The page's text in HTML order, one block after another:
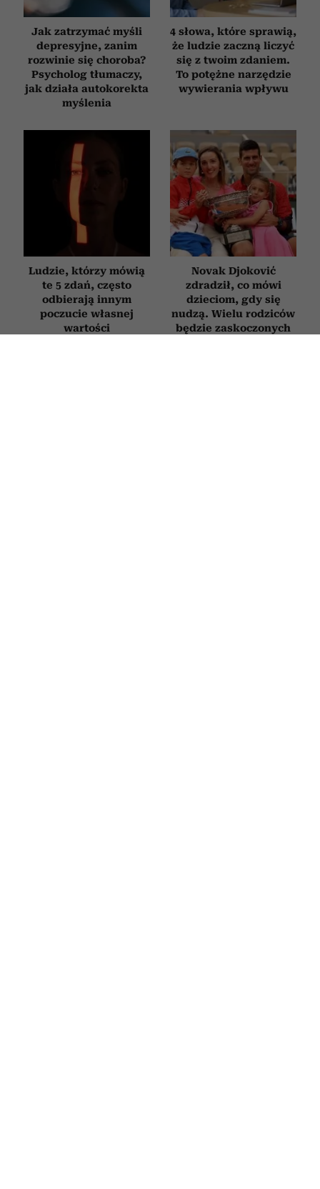
Jak zatrzymać myśli
depresyjne, zanim
rozwinie się choroba?
Psycholog tłumaczy,
jak działa autokorekta
myślenia
4 słowa, które sprawią,
że ludzie zaczną liczyć
się z twoim zdaniem.
To potężne narzędzie
wywierania wpływu
Ludzie, którzy mówią
te 5 zdań, często
odbierają innym
poczucie własnej
wartości
Novak Djoković
zdradził, co mówi
dzieciom, gdy się
nudzą. Wielu rodziców
będzie zaskoczonych